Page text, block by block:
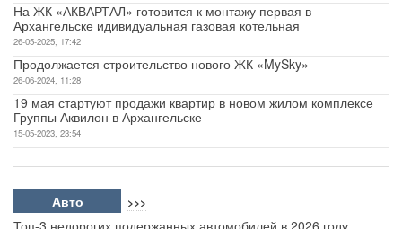
На ЖК «АКВАРТАЛ» готовится к монтажу первая в
Архангельске идивидуальная газовая котельная
26-05-2025, 17:42
Продолжается строительство нового ЖК «MySky»
26-06-2024, 11:28
19 мая стартуют продажи квартир в новом жилом комплексе
Группы Аквилон в Архангельске
15-05-2023, 23:54
Авто >>>
Топ-3 недорогих подержанных автомобилей в 2026 году